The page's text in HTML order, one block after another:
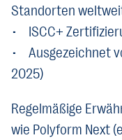
Standorten
• ISCC+
• Ausgezeichnet
2025)
Regelmäßige
wie Polyform Next